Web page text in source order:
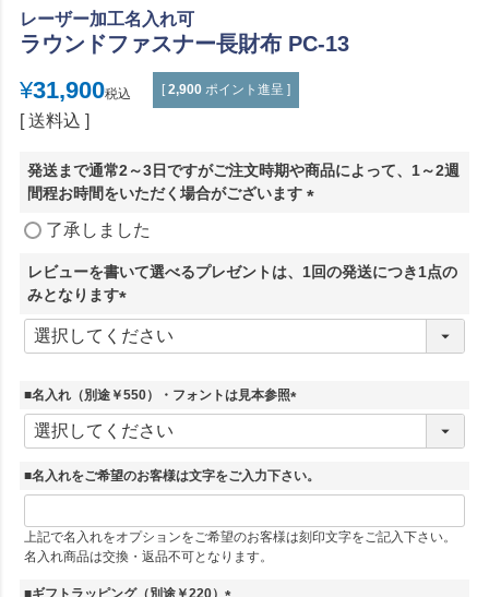
レーザー加工名入れ可
ラウンドファスナー長財布 PC-13
¥31,900税込 [ 2,900 ポイント進呈 ]
送料込
発送まで通常2～3日ですがご注文時期や商品によって、1～2週
間程お時間をいただく場合がございます
須
了承しました
レビューを書いて選べるプレゼントは、1回の発送につき1点の
みとなります
(
必
)
■名入れ（別途￥550）・フォントは見本参照
(
)
■名入れをご希望のお客様は文字をご入力下さい。
上記で名入れをオプションをご希望のお客様は刻印文字をご記入下さい。
名入れ商品は交換・返品不可となります。
■ギフトラッピング（別途￥220）